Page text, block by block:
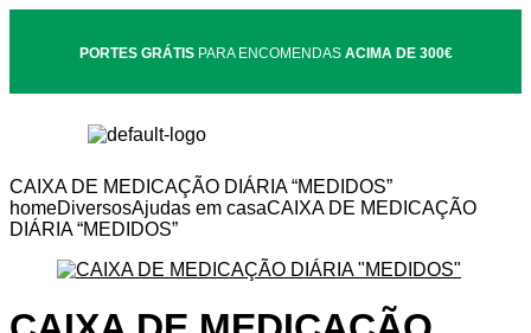
PORTES GRÁTISPARA ENCOMENDAS ACIMA DE 300€
CAIXA DE MEDICAÇÃO DIÁRIA “MEDIDOS”
homeDiversosAjudas em casaCAIXA DE MEDICAÇÃO
DIÁRIA “MEDIDOS”